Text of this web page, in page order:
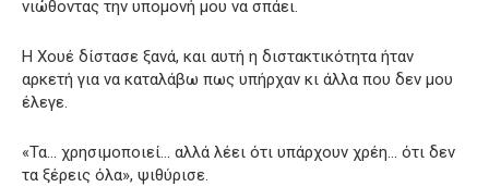
νιώθοντας την υπομονή μου να σπάει.
Η Χουέ δίστασε ξανά, και αυτή η διστακτικότητα ήταν
αρκετή για να καταλάβω πως υπήρχαν κι άλλα που δεν μου
έλεγε.
«Τα… χρησιμοποιεί… αλλά λέει ότι υπάρχουν χρέη… ότι δεν
τα ξέρεις όλα», ψιθύρισε.